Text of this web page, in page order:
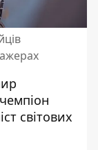
світових